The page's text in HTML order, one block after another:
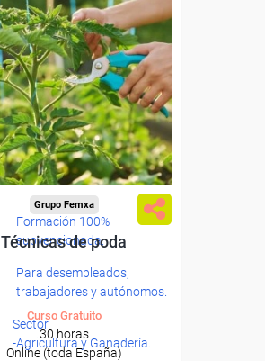
Formación 100%
subvencionada.
Para desempleados,
trabajadores y autónomos.
Sector
-Agricultura y Ganadería.
Grupo Femxa
Técnicas de poda
Curso Gratuito
30 horas
Online (toda España)